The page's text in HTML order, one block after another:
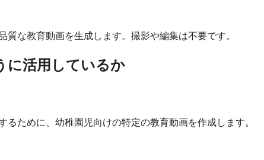
な教育動画を生成します。撮影や編集は不要です。
活用しているか
ために、幼稚園児向けの特定の教育動画を作成します。